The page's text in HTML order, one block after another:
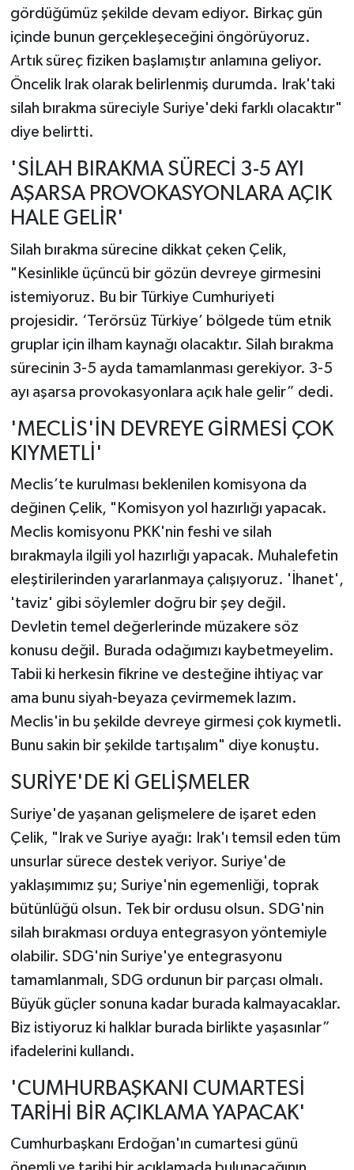
gördüğümüz şekilde devam ediyor. Birkaç gün
içinde bunun gerçekleşeceğini öngörüyoruz.
Artık süreç fiziken başlamıştır anlamına geliyor.
Öncelik Irak olarak belirlenmiş durumda. Irak'taki
silah bırakma süreciyle Suriye'deki farklı olacaktır"
diye belirtti.
'SİLAH BIRAKMA SÜRECİ 3-5 AYI
AŞARSA PROVOKASYONLARA AÇIK
HALE GELİR'
Silah bırakma sürecine dikkat çeken Çelik,
"Kesinlikle üçüncü bir gözün devreye girmesini
istemiyoruz. Bu bir Türkiye Cumhuriyeti
projesidir. ‘Terörsüz Türkiye’ bölgede tüm etnik
gruplar için ilham kaynağı olacaktır. Silah bırakma
sürecinin 3-5 ayda tamamlanması gerekiyor. 3-5
ayı aşarsa provokasyonlara açık hale gelir” dedi.
'MECLİS'İN DEVREYE GİRMESİ ÇOK
KIYMETLİ'
Meclis’te kurulması beklenilen komisyona da
değinen Çelik, "Komisyon yol hazırlığı yapacak.
Meclis komisyonu PKK'nin feshi ve silah
bırakmayla ilgili yol hazırlığı yapacak. Muhalefetin
eleştirilerinden yararlanmaya çalışıyoruz. 'İhanet',
'taviz' gibi söylemler doğru bir şey değil.
Devletin temel değerlerinde müzakere söz
konusu değil. Burada odağımızı kaybetmeyelim.
Tabii ki herkesin fikrine ve desteğine ihtiyaç var
ama bunu siyah-beyaza çevirmemek lazım.
Meclis'in bu şekilde devreye girmesi çok kıymetli.
Bunu sakin bir şekilde tartışalım" diye konuştu.
SURİYE'DE Kİ GELİŞMELER
Suriye'de yaşanan gelişmelere de işaret eden
Çelik, "Irak ve Suriye ayağı: Irak'ı temsil eden tüm
unsurlar sürece destek veriyor. Suriye'de
yaklaşımımız şu; Suriye'nin egemenliği, toprak
bütünlüğü olsun. Tek bir ordusu olsun. SDG'nin
silah bırakması orduya entegrasyon yöntemiyle
olabilir. SDG'nin Suriye'ye entegrasyonu
tamamlanmalı, SDG ordunun bir parçası olmalı.
Büyük güçler sonuna kadar burada kalmayacaklar.
Biz istiyoruz ki halklar burada birlikte yaşasınlar”
ifadelerini kullandı.
'CUMHURBAŞKANI CUMARTESİ
TARİHİ BİR AÇIKLAMA YAPACAK'
Cumhurbaşkanı Erdoğan'ın cumartesi günü